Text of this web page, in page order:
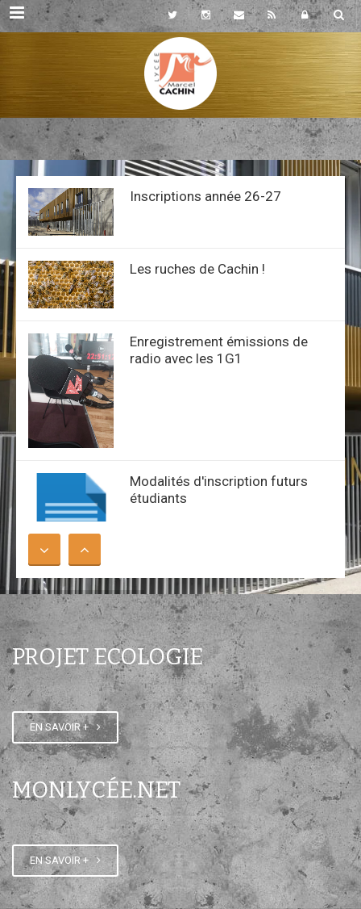
Rubriques
Inscriptions année 26-27
Les ruches de Cachin !
Enregistrement émissions de
radio avec les 1G1
Modalités d'inscription futurs
étudiants
Université Paris-Cité : nos élèves
diplômés !
Modalités d'inscription au lycée
M. Cachin
Modalités de réinscription des
élèves
PROJET ECOLOGIE
EN SAVOIR +
MONLYCÉE.NET
EN SAVOIR +